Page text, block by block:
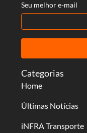
Categorias
Home
Últimas Notícias
iNFRA Transporte
Seu melhor e-mail